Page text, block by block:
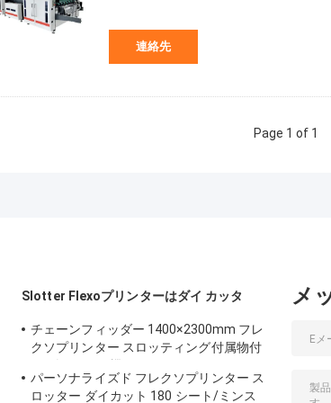
連絡先
Page 1 of 1
Slotter Flexoプリンターはダイ カッタ
チェーンフィッダー 1400×2300mm フレ
クソプリンター スロッティング付属物付
パーソナライズド フレクソプリンター ス
ロッター ダイカット 180 シート/ミンス
メ